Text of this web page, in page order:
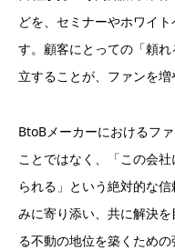
どを、セミナーやホワイ
す。顧客にとっての「頼
立することが、ファンを増
BtoBメーカーにおけるフ
ことではなく、「この会
られる」という絶対的な
みに寄り添い、共に解決
る不動の地位を築くための